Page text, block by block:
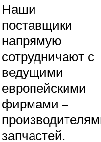
Наши
поставщики
напрямую
сотрудничают с
ведущими
европейскими
фирмами –
запчастей.